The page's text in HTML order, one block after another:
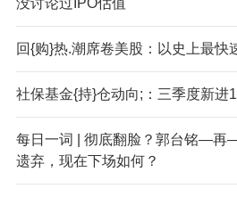
回{购}热.潮席卷美股：以史上最快
社保基金{持}仓动向;：三季度新进
每日一词 | 彻底翻脸？郭台铭—再
遗弃，现在下场如何？